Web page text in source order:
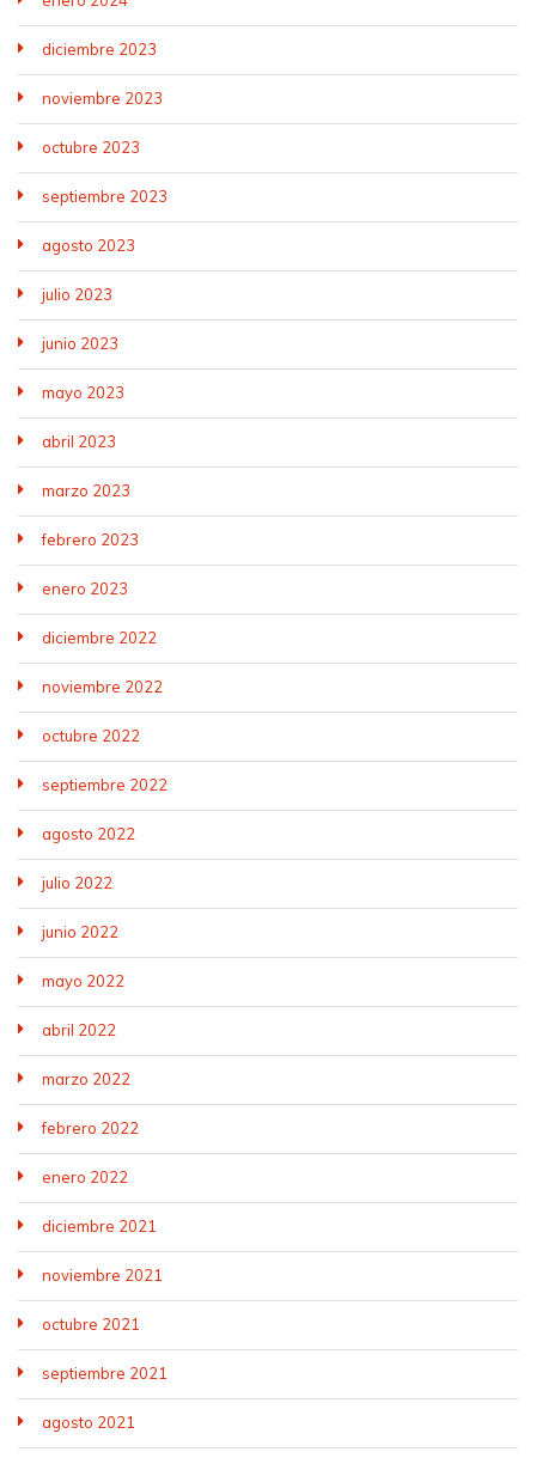
diciembre 2023
noviembre 2023
octubre 2023
septiembre 2023
agosto 2023
julio 2023
junio 2023
mayo 2023
abril 2023
marzo 2023
febrero 2023
enero 2023
diciembre 2022
noviembre 2022
octubre 2022
septiembre 2022
agosto 2022
julio 2022
junio 2022
mayo 2022
abril 2022
marzo 2022
febrero 2022
enero 2022
diciembre 2021
noviembre 2021
octubre 2021
septiembre 2021
agosto 2021